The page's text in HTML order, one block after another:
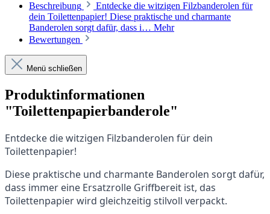
Beschreibung
Entdecke die witzigen Filzbanderolen für
dein Toilettenpapier! Diese praktische und charmante
Banderolen sorgt dafür, dass i… Mehr
Bewertungen
Menü schließen
Produktinformationen
"Toilettenpapierbanderole"
Entdecke die witzigen Filzbanderolen für dein
Toilettenpapier!
Diese praktische und charmante Banderolen sorgt dafür,
dass immer eine Ersatzrolle Griffbereit ist, das
Toilettenpapier wird gleichzeitig stilvoll verpackt.